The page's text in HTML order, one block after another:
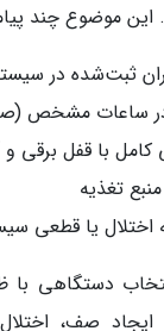
این موضوع چند
ثبت‌شده در
در ساعات مشخص
کامل با قفل برقی
تغذیه
اختلال یا قطعی
دستگاهی با
صف،